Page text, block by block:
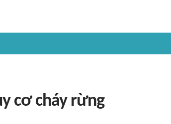
cơ cháy rừng